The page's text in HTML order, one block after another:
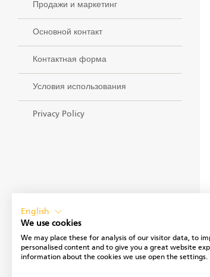
Продажи и маркетинг
Основной контакт
Контактная форма
Условия использования
Privacy Policy
English
We use cookies
We may place these for analysis of our visitor data, to
personalised content and to give you a great website
information about the cookies we use open the settings.